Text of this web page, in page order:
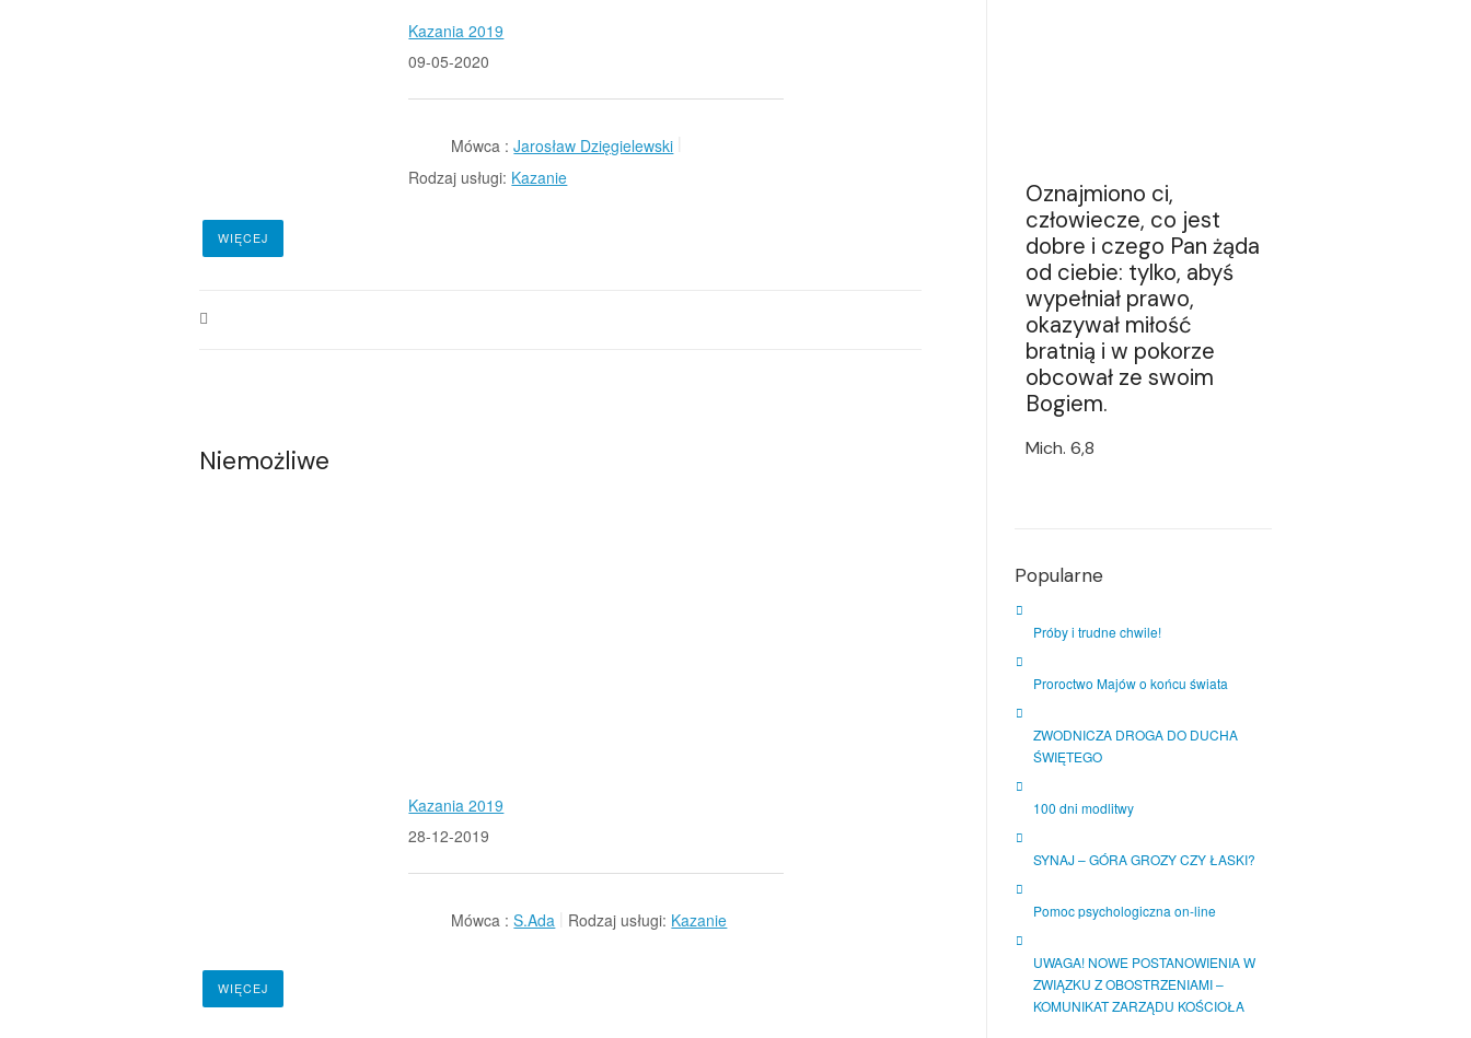
Kazania 2019
09-05-2020
Mówca : Jarosław Dzięgielewski
Rodzaj usługi: Kazanie
WIĘCEJ
Niemożliwe
Kazania 2019
28-12-2019
Mówca : S.Ada Rodzaj usługi: Kazanie
WIĘCEJ
Oznajmiono ci,
człowiecze, co jest
dobre i czego Pan żąda
od ciebie: tylko, abyś
wypełniał prawo,
okazywał miłość
bratnią i w pokorze
obcował ze swoim
Bogiem.
Mich. 6,8
Popularne
Próby i trudne chwile!
Proroctwo Majów o końcu świata
ZWODNICZA DROGA DO DUCHA
ŚWIĘTEGO
100 dni modlitwy
SYNAJ – GÓRA GROZY CZY ŁASKI?
Pomoc psychologiczna on-line
UWAGA! NOWE POSTANOWIENIA W
ZWIĄZKU Z OBOSTRZENIAMI –
KOMUNIKAT ZARZĄDU KOŚCIOŁA